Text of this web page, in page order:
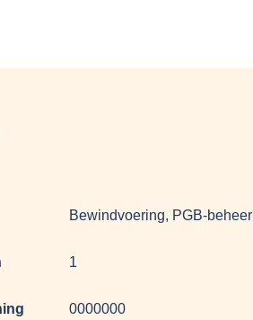
Bewindvoering, PGB-beheer
1
0000000